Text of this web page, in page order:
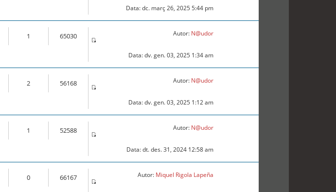
Data: dc. març 26, 2025 5:44 pm
1 65030 Autor: N@udor
Data: dv. gen. 03, 2025 1:34 am
2 56168 Autor: N@udor
Data: dv. gen. 03, 2025 1:12 am
1 52588 Autor: N@udor
Data: dt. des. 31, 2024 12:58 am
0 66167 Autor: Miquel Rigola Lapeña